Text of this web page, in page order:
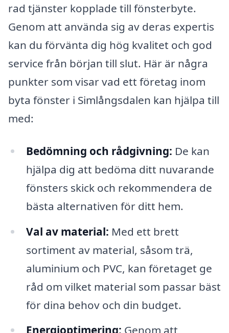
rad tjänster kopplade till fönsterbyte.
Genom att använda sig av deras expertis
kan du förvänta dig hög kvalitet och god
service från början till slut. Här är några
punkter som visar vad ett företag inom
byta fönster i Simlångsdalen kan hjälpa till
med:
Bedömning och rådgivning: De kan
hjälpa dig att bedöma ditt nuvarande
fönsters skick och rekommendera de
bästa alternativen för ditt hem.
Val av material: Med ett brett
sortiment av material, såsom trä,
aluminium och PVC, kan företaget ge
råd om vilket material som passar bäst
för dina behov och din budget.